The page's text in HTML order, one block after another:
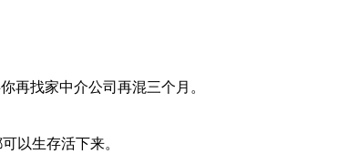
再找家中介公司再混三个月。
以生存活下来。